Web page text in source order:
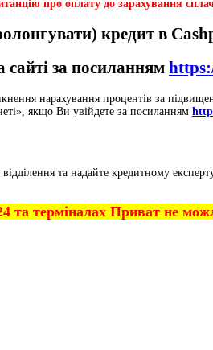
про оплату до зарахування
кредит в
сайті за посиланням
нарахування процентів за
якщо Ви увійдете за посиланням
відділення та надайте кредитному
та терміналах Приват не